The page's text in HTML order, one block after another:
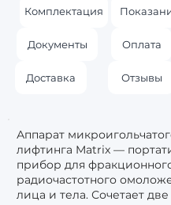
Комплектация
Документы
Доставка
Оплата
Отзывы
Аппарат
лифтинга Matrix —
прибор для
радиочастотного
лица и тела. Сочетает две